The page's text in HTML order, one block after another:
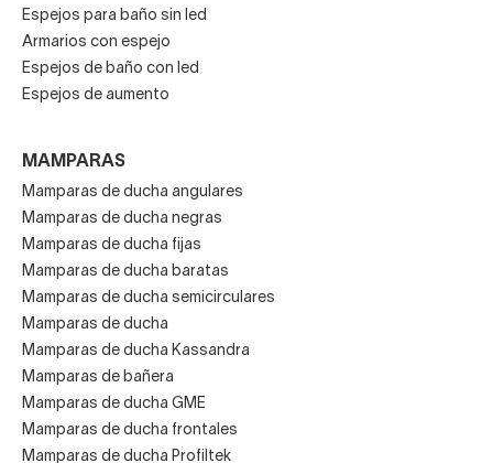
Espejos para baño sin led
Armarios con espejo
Espejos de baño con led
Espejos de aumento
MAMPARAS
Mamparas de ducha angulares
Mamparas de ducha negras
Mamparas de ducha fijas
Mamparas de ducha baratas
Mamparas de ducha semicirculares
Mamparas de ducha
Mamparas de ducha Kassandra
Mamparas de bañera
Mamparas de ducha GME
Mamparas de ducha frontales
Mamparas de ducha Profiltek